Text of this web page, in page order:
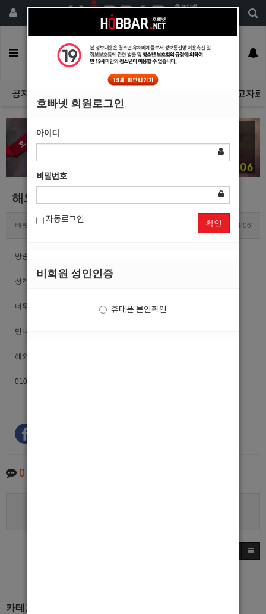
광고안내 이력서등록
공지사항 호빠넷 광고자료
해외에서 방송하실 남자분 있으신가요??
빠릿빠릿 2025.02.18 14:06
방송 경험자 우대
성격 활발하신분 우대
너무 어리면 안됩니다.
만나서 미팅 후 급여 결정
해외 출국 시 문제되는 사람 X
010-7316-2938 편하게 연락주세요
0
카테고리
호빠넷 회원로그인
아이디
비밀번호
자동로그인 확인
비회원 성인인증
휴대폰 본인확인